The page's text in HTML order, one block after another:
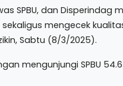
SPBU, dan
mengecek
Sabtu (8/3/2025).
mengunjungi SPBU